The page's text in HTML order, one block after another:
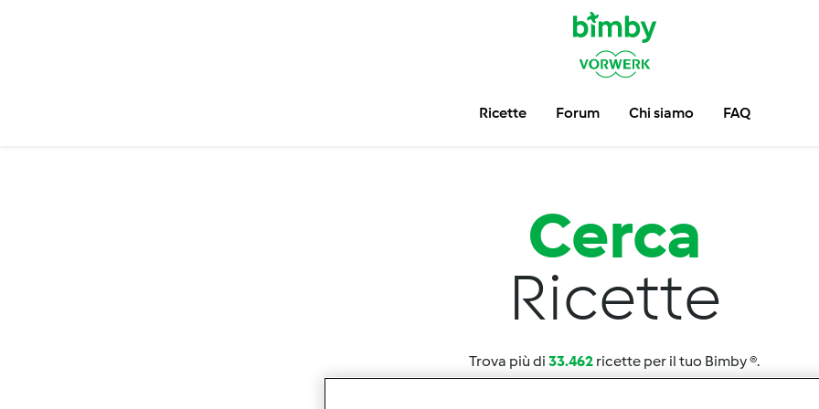
Ricette Forum Chi siamo FAQ
Cerca
Ricette
Trova più di 33.462 ricette per il tuo Bimby ®.